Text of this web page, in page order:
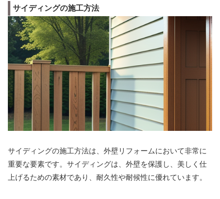
サイディングの施工方法
サイディングの施工方法は、外壁リフォームにおいて非常に
重要な要素です。サイディングは、外壁を保護し、美しく仕
上げるための素材であり、耐久性や耐候性に優れています。